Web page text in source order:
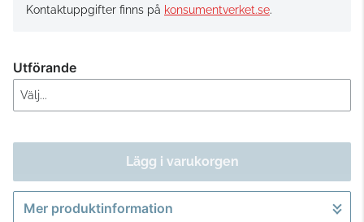
Kontaktuppgifter finns på konsumentverket.se.
Utförande
Lägg i varukorgen
Gå till kassan
Mer produktinformation